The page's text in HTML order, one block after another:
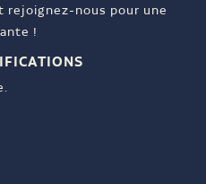
rejoignez-nous pour une
!